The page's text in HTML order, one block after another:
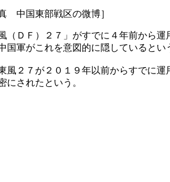
中国東部戦区の微博］
ＤＦ）２７」がすでに４年前から
軍がこれを意図的に隠しているとい
２７が２０１９年以前からすでに
されたという。